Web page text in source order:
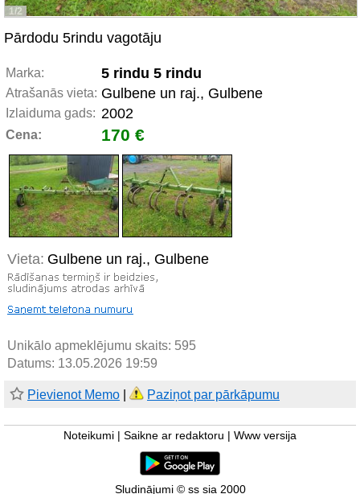
1/2
Pārdodu 5rindu vagotāju
Marka: 5 rindu 5 rindu
Atrašanās vieta: Gulbene un raj., Gulbene
Izlaiduma gads: 2002
Cena: 170 €
Vieta: Gulbene un raj., Gulbene
Unikālo apmeklējumu skaits: 595
Datums: 13.05.2026 19:59
Pievienot Memo Paziņot par pārkāpumu
Noteikumi Saikne ar redaktoru Www versija
Sludinājumi © ss sia 2000